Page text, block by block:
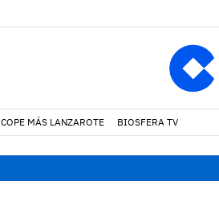
COPE MÁS LANZAROTE BIOSFERA TV